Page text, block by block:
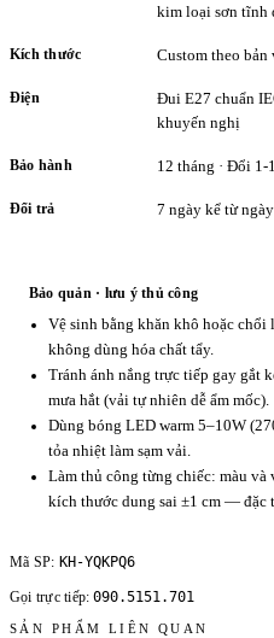
kim loại sơn tĩnh
Kích thước Custom theo bản
Điện
Đui E27 chuẩn
khuyến nghị
Bảo hành 12 tháng · Đổi 1-
Đổi trả 7 ngày kể từ
Bảo quản · lưu ý thủ công
Vệ sinh bằng khăn khô hoặc
không dùng hóa chất tẩy.
Tránh ánh nắng trực tiếp gay gắt
mưa hắt (vải tự nhiên dễ ẩm mốc).
Dùng bóng LED warm 5–10W
tỏa nhiệt làm sạm vải.
Làm thủ công từng chiếc: màu và
kích thước dung sai ±1 cm — đặc
Mã SP: KH-YQKPQ6
Gọi trực tiếp:090.5151.701
SẢN PHẨM LIÊN QUAN